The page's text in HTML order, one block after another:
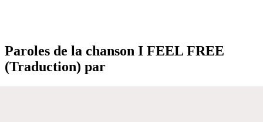
Paroles de la chanson I FEEL FREE
(Traduction) par